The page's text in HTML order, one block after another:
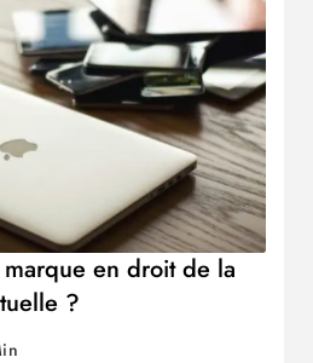
marque en droit de la
?